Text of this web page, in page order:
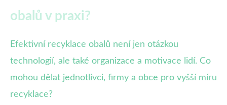
obalů v praxi?
Efektivní recyklace obalů není jen otázkou
technologií, ale také organizace a motivace lidí. Co
mohou dělat jednotlivci, firmy a obce pro vyšší míru
recyklace?